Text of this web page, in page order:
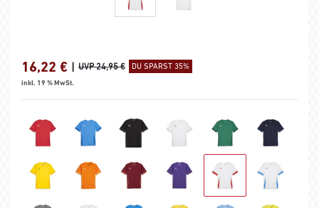
16,22 € | UVP 24,95 € DU SPARST 35%
inkl. 19 % MwSt.